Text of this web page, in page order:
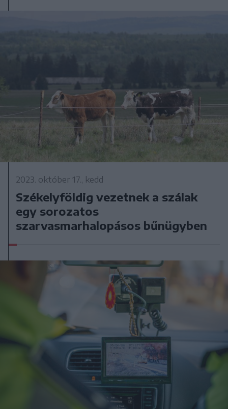
2023. október 17., kedd
Székelyföldig vezetnek a szálak
egy sorozatos
szarvasmarhalopásos bűnügyben